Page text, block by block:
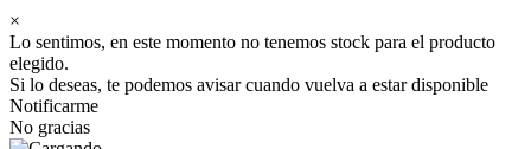
×
Lo sentimos, en este momento no tenemos stock para el producto
elegido.
Si lo deseas, te podemos avisar cuando vuelva a estar disponible
Notificarme
No gracias